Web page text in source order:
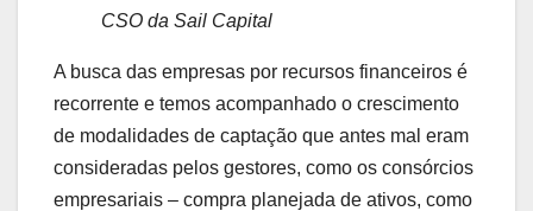
CSO da Sail Capital
A busca das empresas por recursos financeiros é
recorrente e temos acompanhado o crescimento
de modalidades de captação que antes mal eram
consideradas pelos gestores, como os consórcios
empresariais – compra planejada de ativos, como